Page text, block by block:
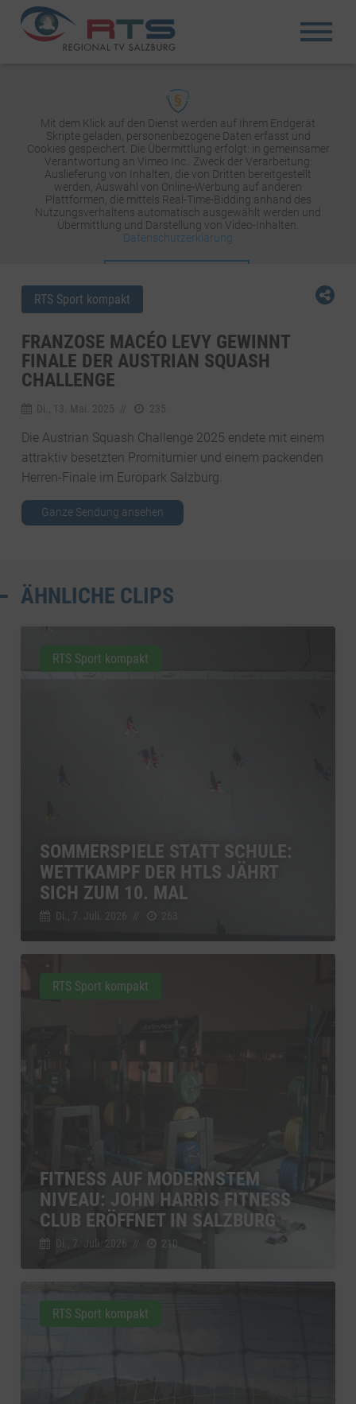
Mit dem Klick auf den Dienst werden auf Ihrem Endgerät
Skripte geladen, personenbezogene Daten erfasst und
Cookies gespeichert. Die Übermittlung erfolgt: in gemeinsamer
Verantwortung an Vimeo Inc.. Zweck der Verarbeitung:
Auslieferung von Inhalten, die von Dritten bereitgestellt
werden, Auswahl von Online-Werbung auf anderen
Plattformen, die mittels Real-Time-Bidding anhand des
Nutzungsverhaltens automatisch ausgewählt werden und
Übermittlung und Darstellung von Video-Inhalten.
Datenschutzerklärung
RTS Sport kompakt
FRANZOSE MACÉO LEVY GEWINNT
FINALE DER AUSTRIAN SQUASH
CHALLENGE
Di., 13. Mai. 2025 235
Die Austrian Squash Challenge 2025 endete mit einem
attraktiv besetzten Promiturnier und einem packenden
Herren-Finale im Europark Salzburg.
Ganze Sendung ansehen
ÄHNLICHE CLIPS
SOMMERSPIELE STATT SCHULE:
WETTKAMPF DER HTLS JÄHRT
SICH ZUM 10. MAL
Di., 7. Juli. 2026
RTS Sport kompakt
FITNESS AUF MODERNSTEM
NIVEAU: JOHN HARRIS FITNESS
CLUB ERÖFFNET IN SALZBURG
Di., 7. Juli. 2026 210
RTS Sport kompakt
RTS Sport kompakt